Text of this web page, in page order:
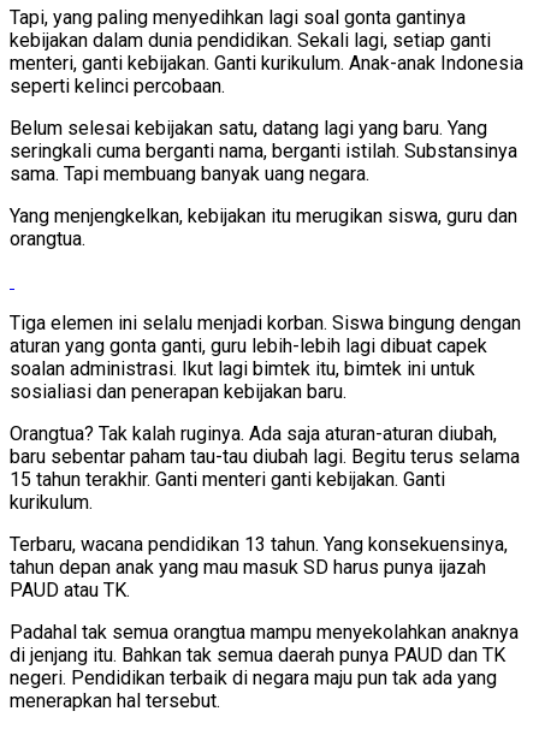
Tapi, yang paling menyedihkan lagi soal gonta gantinya
kebijakan dalam dunia pendidikan. Sekali lagi, setiap ganti
menteri, ganti kebijakan. Ganti kurikulum. Anak-anak Indonesia
seperti kelinci percobaan.
Belum selesai kebijakan satu, datang lagi yang baru. Yang
seringkali cuma berganti nama, berganti istilah. Substansinya
sama. Tapi membuang banyak uang negara.
Yang menjengkelkan, kebijakan itu merugikan siswa, guru dan
orangtua.
Tiga elemen ini selalu menjadi korban. Siswa bingung dengan
aturan yang gonta ganti, guru lebih-lebih lagi dibuat capek
soalan administrasi. Ikut lagi bimtek itu, bimtek ini untuk
sosialiasi dan penerapan kebijakan baru.
Orangtua? Tak kalah ruginya. Ada saja aturan-aturan diubah,
baru sebentar paham tau-tau diubah lagi. Begitu terus selama
15 tahun terakhir. Ganti menteri ganti kebijakan. Ganti
kurikulum.
Terbaru, wacana pendidikan 13 tahun. Yang konsekuensinya,
tahun depan anak yang mau masuk SD harus punya ijazah
PAUD atau TK.
Padahal tak semua orangtua mampu menyekolahkan anaknya
di jenjang itu. Bahkan tak semua daerah punya PAUD dan TK
negeri. Pendidikan terbaik di negara maju pun tak ada yang
menerapkan hal tersebut.